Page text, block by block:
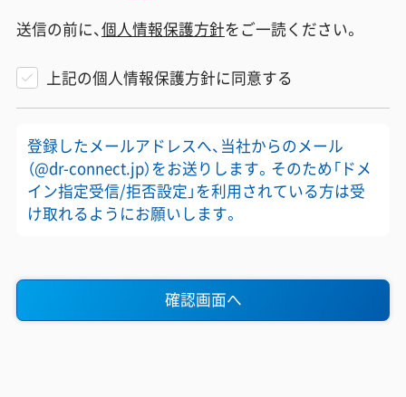
送信の前に、個人情報保護方針をご一読ください。
上記の個人情報保護方針に同意する
登録したメールアドレスへ、当社からのメール
（@dr-connect.jp）をお送りします。そのため「ドメ
イン指定受信/拒否設定」を利用されている方は受
け取れるようにお願いします。
確認画面へ